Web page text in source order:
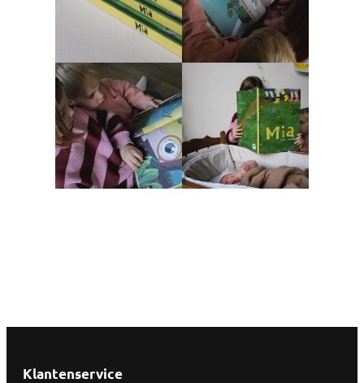
Klantenservice